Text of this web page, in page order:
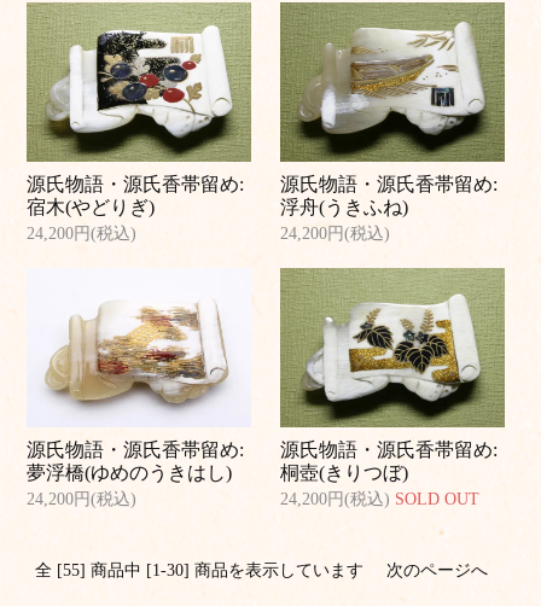
源氏物語・源氏香帯留め:
宿木(やどりぎ)
24,200円(税込)
源氏物語・源氏香帯留め:
浮舟(うきふね)
24,200円(税込)
源氏物語・源氏香帯留め:
夢浮橋(ゆめのうきはし)
24,200円(税込)
源氏物語・源氏香帯留め:
桐壺(きりつぼ)
24,200円(税込) SOLD OUT
全 [55] 商品中 [1-30] 商品を表示しています 次のページへ